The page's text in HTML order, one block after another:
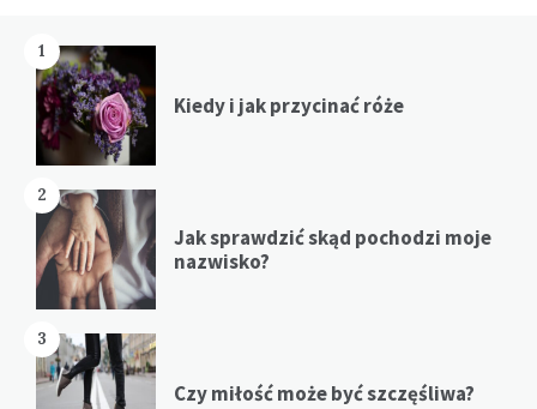
1
Kiedy i jak przycinać róże
2
Jak sprawdzić skąd pochodzi moje
nazwisko?
3
Czy miłość może być szczęśliwa?